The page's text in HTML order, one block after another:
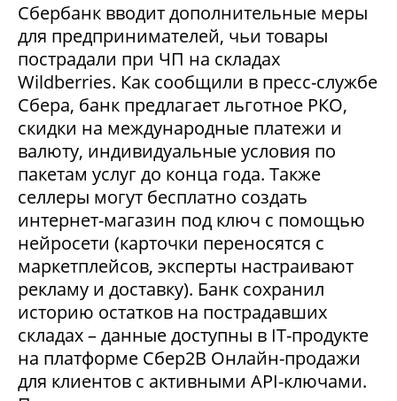
Сбербанк вводит дополнительные меры
для предпринимателей, чьи товары
пострадали при ЧП на складах
Wildberries. Как сообщили в пресс-службе
Сбера, банк предлагает льготное РКО,
скидки на международные платежи и
валюту, индивидуальные условия по
пакетам услуг до конца года. Также
селлеры могут бесплатно создать
интернет-магазин под ключ с помощью
нейросети (карточки переносятся с
маркетплейсов, эксперты настраивают
рекламу и доставку). Банк сохранил
историю остатков на пострадавших
складах – данные доступны в IT-продукте
на платформе Сбер2В Онлайн-продажи
для клиентов с активными API-ключами.